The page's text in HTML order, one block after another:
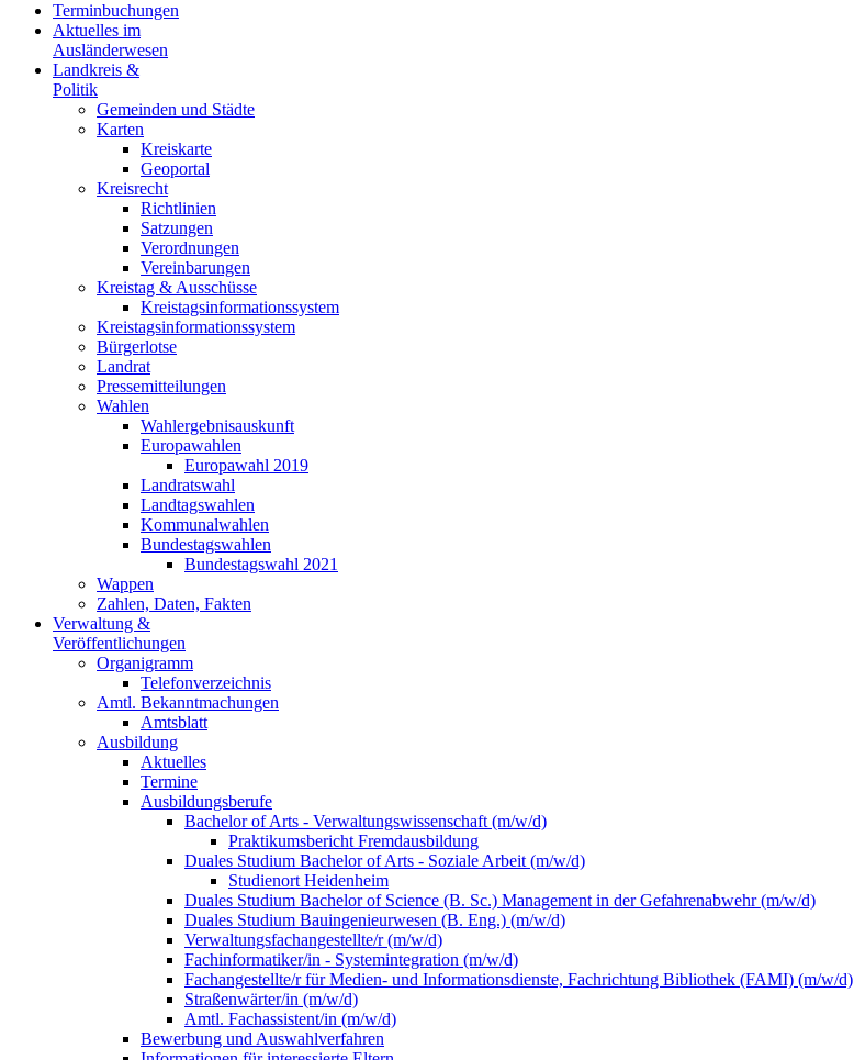
Terminbuchungen
Aktuelles im
Ausländerwesen
Landkreis &
Politik
Gemeinden und Städte
Karten
Kreiskarte
Geoportal
Kreisrecht
Richtlinien
Satzungen
Verordnungen
Vereinbarungen
Kreistag & Ausschüsse
Kreistagsinformationssystem
Kreistagsinformationssystem
Bürgerlotse
Landrat
Pressemitteilungen
Wahlen
Wahlergebnisauskunft
Europawahlen
Europawahl 2019
Landratswahl
Landtagswahlen
Kommunalwahlen
Bundestagswahlen
Bundestagswahl 2021
Wappen
Zahlen, Daten, Fakten
Verwaltung &
Veröffentlichungen
Organigramm
Telefonverzeichnis
Amtl. Bekanntmachungen
Amtsblatt
Ausbildung
Aktuelles
Termine
Ausbildungsberufe
Bachelor of Arts - Verwaltungswissenschaft (m/w/d)
Praktikumsbericht Fremdausbildung
Duales Studium Bachelor of Arts - Soziale Arbeit (m/w/d)
Studienort Heidenheim
Duales Studium Bachelor of Science (B. Sc.) Management in der Gefahrenabwehr (m/w/d)
Duales Studium Bauingenieurwesen (B. Eng.) (m/w/d)
Verwaltungsfachangestellte/r (m/w/d)
Fachinformatiker/in - Systemintegration (m/w/d)
Fachangestellte/r für Medien- und Informationsdienste, Fachrichtung Bibliothek (FAMI) (m/w/d)
Straßenwärter/in (m/w/d)
Amtl. Fachassistent/in (m/w/d)
Bewerbung und Auswahlverfahren